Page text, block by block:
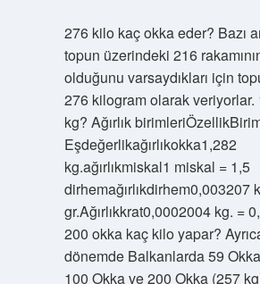
276 kilo kaç okka eder? Bazı
topun üzerindeki 216
olduğunu varsaydıkları için
276 kilogram olarak veriyorlar.
kg? Ağırlık
Eşdeğerlikağırlıkokka1,282
kg.ağırlıkmiskal1 miskal = 1,5
dirhemağırlıkdirhem0,003207
gr.Ağırlıkkrat0,0002004 kg. =
200 okka kaç kilo yapar?
dönemde Balkanlarda 59
100 Okka ve 200 Okka (257